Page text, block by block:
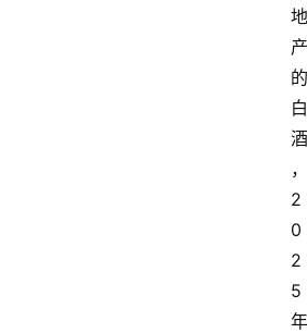
地
产
的
白
酒
，
2
0
2
5
年